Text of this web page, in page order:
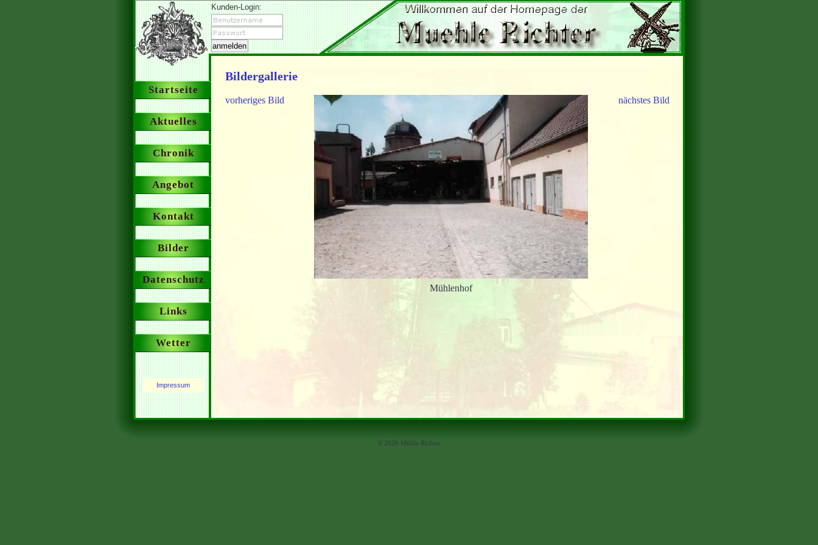
Kunden-Login:
Startseite
Aktuelles
Chronik
Angebot
Kontakt
Bilder
Datenschutz
Links
Wetter
Impressum
Bildergallerie
vorheriges Bild nächstes Bild
Mühlenhof
© 2026 Mühle Richter